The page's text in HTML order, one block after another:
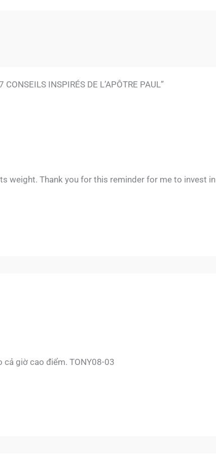
INSPIRÉS DE L’APÔTRE PAUL”
weight. Thank you for this reminder for me to invest in
cả giờ cao điểm. TONY08-03